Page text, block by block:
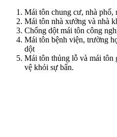
Mái tôn chung cư, nhà
Mái tôn nhà xưởng và nhà
Chống dột mái tôn công
Mái tôn bệnh viện, trường
dột
Mái tôn thủng lỗ và mái tôn
vệ khỏi sự bẩn.